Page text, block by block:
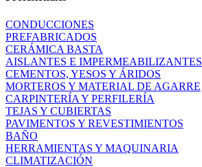
CONDUCCIONES
PREFABRICADOS
CERÁMICA BASTA
AISLANTES E IMPERMEABILIZANTES
CEMENTOS, YESOS Y ÁRIDOS
MORTEROS Y MATERIAL DE AGARRE
CARPINTERÍA Y PERFILERÍA
TEJAS Y CUBIERTAS
PAVIMENTOS Y REVESTIMIENTOS
BAÑO
HERRAMIENTAS Y MAQUINARIA
CLIMATIZACIÓN